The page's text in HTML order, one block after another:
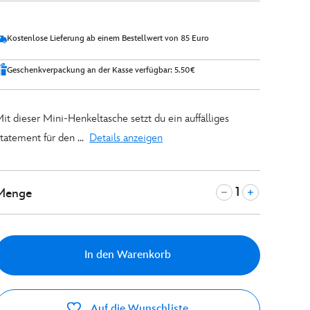
Kostenlose Lieferung ab einem Bestellwert von 85 Euro
Geschenkverpackung an der Kasse verfügbar: 5.50€
dieser Mini-Henkeltasche setzt du ein auffälliges
für den ... Details anzeigen
In den Warenkorb